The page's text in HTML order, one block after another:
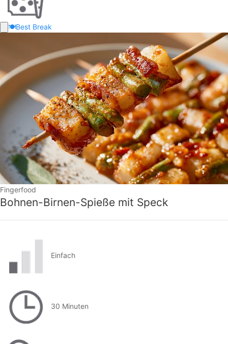
🍽️Best Break
Fingerfood
Bohnen-Birnen-Spieße mit Speck
Einfach
30 Minuten